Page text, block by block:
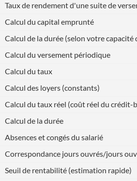
Taux de rendement d'une suite de
Calcul du capital emprunté
Calcul de la durée (selon votre
Calcul du versement périodique
Calcul du taux
Calcul des loyers (constants)
Calcul du taux réel (coût réel du crédit-
Calcul de la durée
Absences et congés du salarié
Correspondance jours ouvrés/jours
Seuil de rentabilité (estimation rapide)